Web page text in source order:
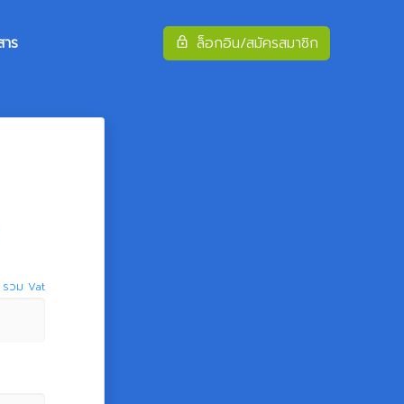
ร ล็อกอิน/สมัครสมาชิก
รวม Vat